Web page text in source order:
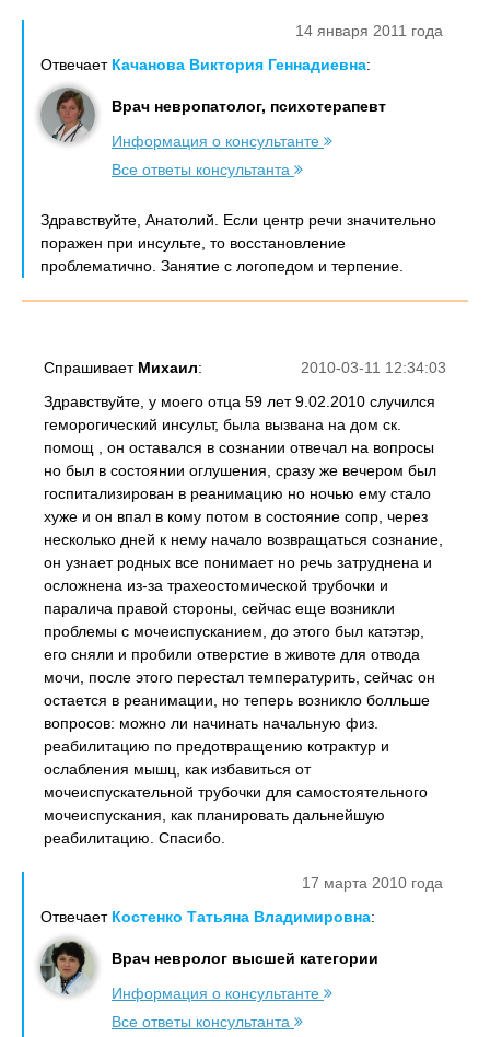
14 января 2011 года
Отвечает Качанова Виктория Геннадиевна:
Врач невропатолог, психотерапевт
Информация о консультанте
Все ответы консультанта
Здравствуйте, Анатолий. Если центр речи значительно
поражен при инсульте, то восстановление
проблематично. Занятие с логопедом и терпение.
2010-03-11 12:34:03
Спрашивает Михаил:
Здравствуйте, у моего отца 59 лет 9.02.2010 случился
геморогический инсульт, была вызвана на дом ск.
помощ , он оставался в сознании отвечал на вопросы
но был в состоянии оглушения, сразу же вечером был
госпитализирован в реанимацию но ночью ему стало
хуже и он впал в кому потом в состояние сопр, через
несколько дней к нему начало возвращаться сознание,
он узнает родных все понимает но речь затруднена и
осложнена из-за трахеостомической трубочки и
паралича правой стороны, сейчас еще возникли
проблемы с мочеиспусканием, до этого был катэтэр,
его сняли и пробили отверстие в животе для отвода
мочи, после этого перестал температурить, сейчас он
остается в реанимации, но теперь возникло болльше
вопросов: можно ли начинать начальную физ.
реабилитацию по предотвращению котрактур и
ослабления мышц, как избавиться от
мочеиспускательной трубочки для самостоятельного
мочеиспускания, как планировать дальнейшую
реабилитацию. Спасибо.
17 марта 2010 года
Отвечает Костенко Татьяна Владимировна:
Врач невролог высшей категории
Информация о консультанте
Все ответы консультанта